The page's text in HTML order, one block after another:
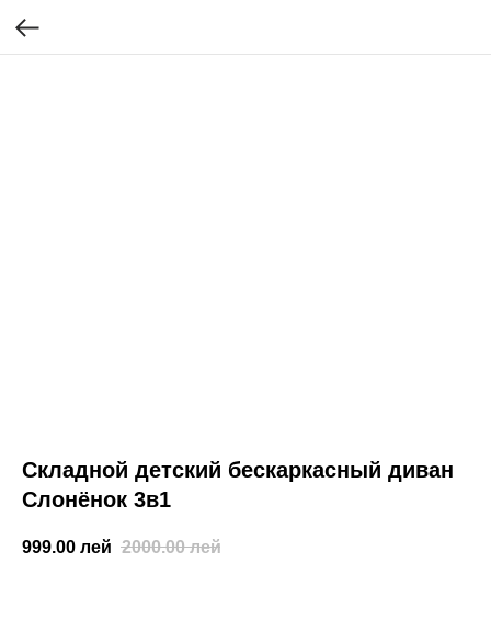
Складной детский бескаркасный диван
Слонёнок 3в1
999.00 лей 2000.00 лей